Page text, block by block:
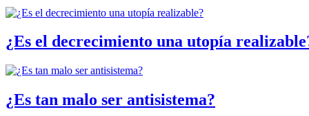
¿Es el decrecimiento una utopía
¿Es tan malo ser antisistema?